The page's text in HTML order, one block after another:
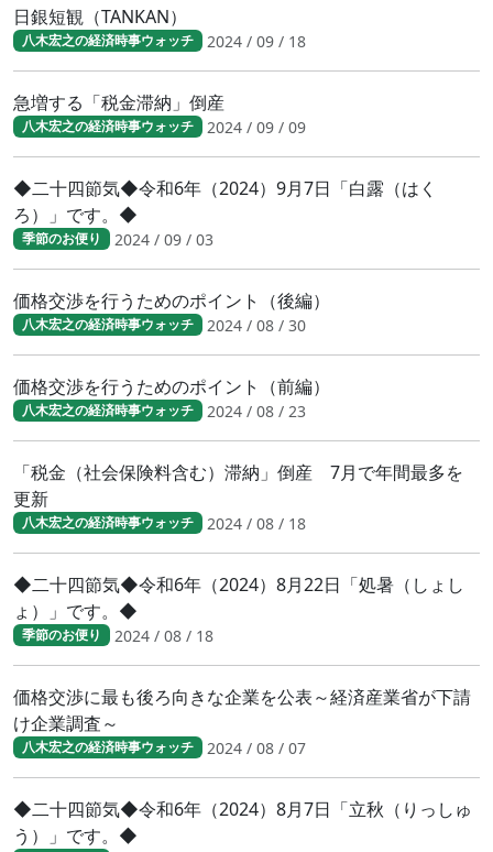
日銀短観（TANKAN）
八木宏之の経済時事ウォッチ 2024 / 09 / 18
急増する「税金滞納」倒産
八木宏之の経済時事ウォッチ 2024 / 09 / 09
◆二十四節気◆令和6年（2024）9月7日「白露（はく
ろ）」です。◆
季節のお便り 2024 / 09 / 03
価格交渉を行うためのポイント（後編）
八木宏之の経済時事ウォッチ 2024 / 08 / 30
価格交渉を行うためのポイント（前編）
八木宏之の経済時事ウォッチ 2024 / 08 / 23
「税金（社会保険料含む）滞納」倒産 7月で年間最多を
更新
八木宏之の経済時事ウォッチ 2024 / 08 / 18
◆二十四節気◆令和6年（2024）8月22日「処暑（しょし
ょ）」です。◆
季節のお便り 2024 / 08 / 18
価格交渉に最も後ろ向きな企業を公表～経済産業省が下請
け企業調査～
八木宏之の経済時事ウォッチ 2024 / 08 / 07
◆二十四節気◆令和6年（2024）8月7日「立秋（りっしゅ
う）」です。◆